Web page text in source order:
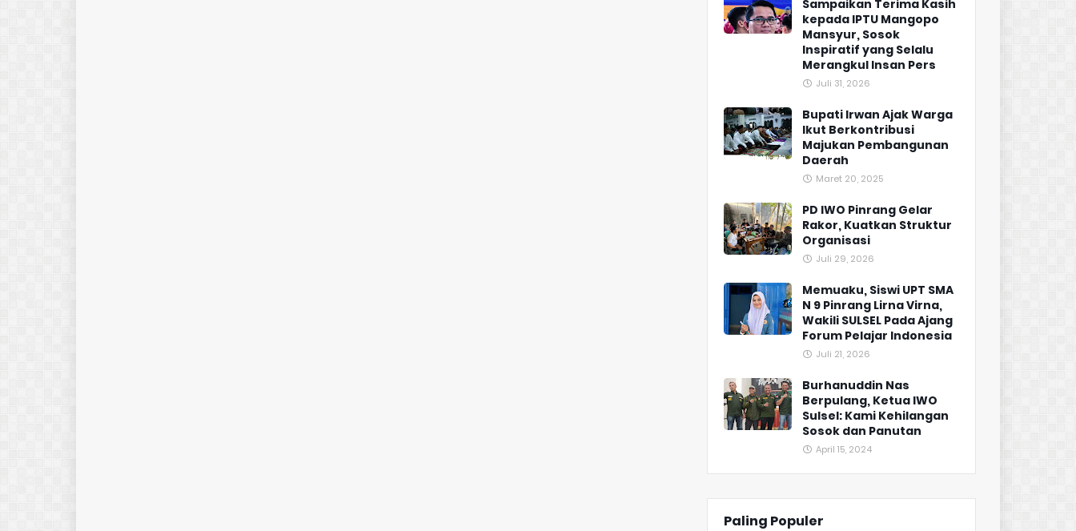
Sampaikan Terima Kasih
kepada IPTU Mangopo
Mansyur, Sosok
Inspiratif yang Selalu
Merangkul Insan Pers
Juli 31, 2026
Bupati Irwan Ajak Warga
Ikut Berkontribusi
Majukan Pembangunan
Daerah
Maret 20, 2025
PD IWO Pinrang Gelar
Rakor, Kuatkan Struktur
Organisasi
Juli 29, 2026
Memuaku, Siswi UPT SMA
N 9 Pinrang Lirna Virna,
Wakili SULSEL Pada Ajang
Forum Pelajar Indonesia
Juli 21, 2026
Burhanuddin Nas
Berpulang, Ketua IWO
Sulsel: Kami Kehilangan
Sosok dan Panutan
April 15, 2024
Paling Populer